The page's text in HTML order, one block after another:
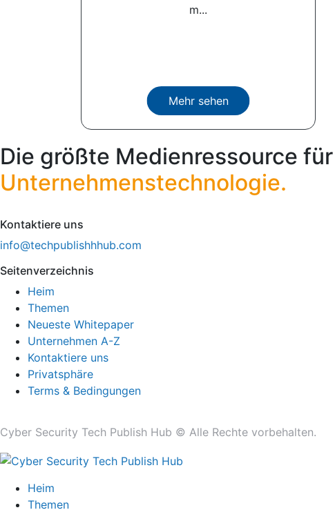
m...
Mehr sehen
Die größte Medienressource für
Unternehmenstechnologie.
Kontaktiere uns
info@techpublishhhub.com
Seitenverzeichnis
Heim
Themen
Neueste Whitepaper
Unternehmen A-Z
Kontaktiere uns
Privatsphäre
Terms & Bedingungen
Cyber ​​Security Tech Publish Hub © Alle Rechte vorbehalten.
Heim
Themen